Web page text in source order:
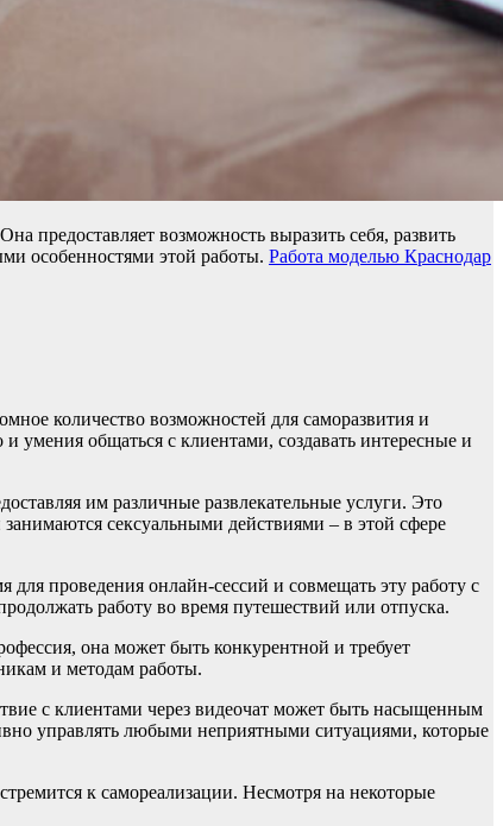
предоставляет возможность выразить себя, развить
особенностями этой работы. Работа моделью Краснодар
количество возможностей для саморазвития и
умения общаться с клиентами, создавать интересные и
им различные развлекательные услуги. Это
сексуальными действиями – в этой сфере
проведения онлайн-сессий и совмещать эту работу с
работу во время путешествий или отпуска.
она может быть конкурентной и требует
и методам работы.
с клиентами через видеочат может быть насыщенным
управлять любыми неприятными ситуациями, которые
к самореализации. Несмотря на некоторые